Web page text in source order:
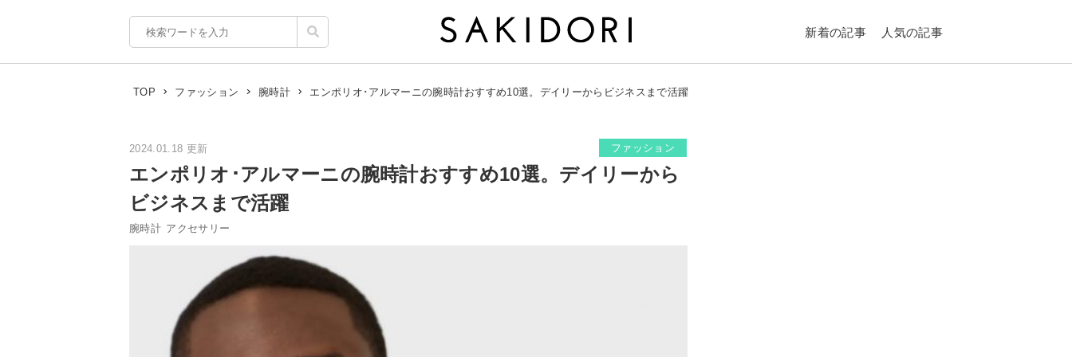
新着の記事 人気の記事
TOP ファッション 腕時計 エンポリオ･アルマーニの腕時計おすすめ10選。デイリーからビジネスまで活躍
2024.01.18 更新 ファッション
エンポリオ･アルマーニの腕時計おすすめ10選。デイリーから
ビジネスまで活躍
腕時計 アクセサリー